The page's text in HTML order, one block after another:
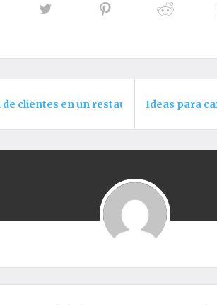
de clientes en un restauranteIdeas para